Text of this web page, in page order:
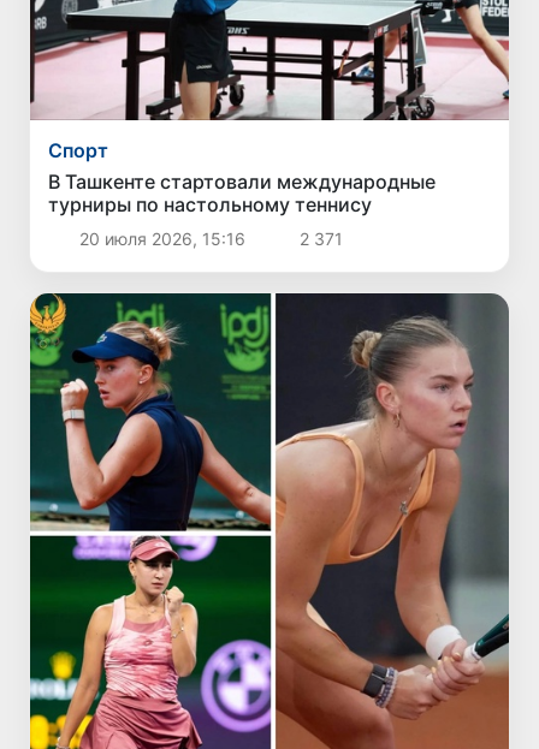
Спорт
В Ташкенте стартовали международные
турниры по настольному теннису
20 июля 2026, 15:16 2 371